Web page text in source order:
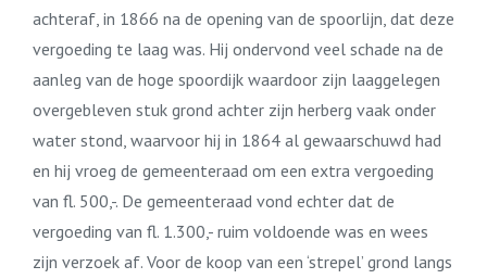
achteraf, in 1866 na de opening van de spoorlijn, dat deze
vergoeding te laag was. Hij ondervond veel schade na de
aanleg van de hoge spoordijk waardoor zijn laaggelegen
overgebleven stuk grond achter zijn herberg vaak onder
water stond, waarvoor hij in 1864 al gewaarschuwd had
en hij vroeg de gemeenteraad om een extra vergoeding
van fl. 500,-. De gemeenteraad vond echter dat de
vergoeding van fl. 1.300,- ruim voldoende was en wees
zijn verzoek af. Voor de koop van een ‘strepel’ grond langs